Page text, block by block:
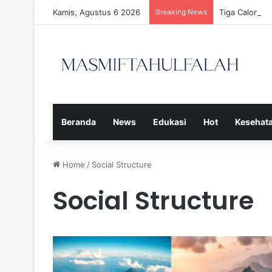
Kamis, Agustus 6 2026 Breaking News Tiga Calon
Beranda News Edukasi Hot
Home / Social Structure
Social Structure